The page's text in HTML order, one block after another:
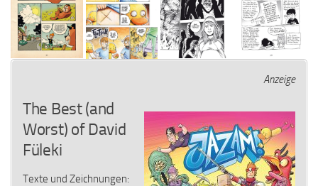
Anzeige
The Best (and
Worst) of David
Füleki
Texte und Zeichnungen: